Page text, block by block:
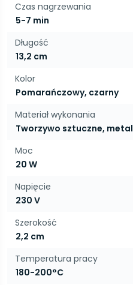
Czas nagrzewania
5-7 min
Długość
13,2 cm
Kolor
Pomarańczowy, czarny
Materiał wykonania
Tworzywo sztuczne, metal
Moc
20 W
Napięcie
230 V
Szerokość
2,2 cm
Temperatura pracy
180-200°C